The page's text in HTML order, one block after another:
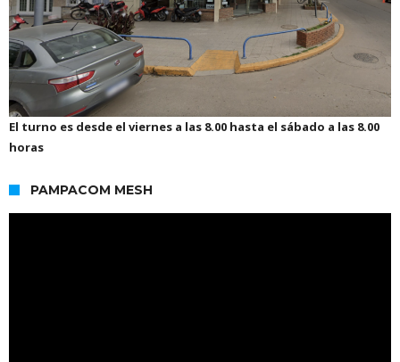
El turno es desde el viernes a las 8.00 hasta el sábado a las 8.00
horas
PAMPACOM MESH